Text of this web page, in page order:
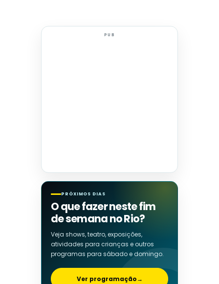
PUB
PRÓXIMOS DIAS
O que fazer neste fim
de semana no Rio?
Veja shows, teatro, exposições,
atividades para crianças e outros
programas para sábado e domingo.
Ver programação→